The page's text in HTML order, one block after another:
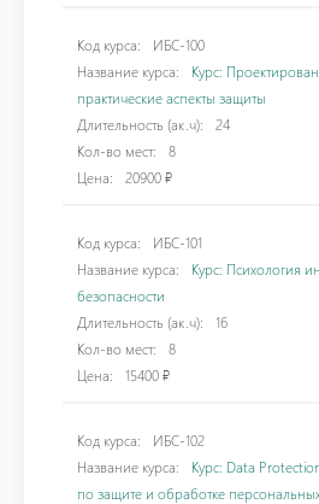
Код курса:
ИБС-100
Название курса:
Курс:
практические аспекты защиты
Длительность (ак.ч):
24
Кол-во мест:
8
Цена:
20900 ₽
Код курса:
ИБС-101
Название курса:
Курс: Психология
безопасности
Длительность (ак.ч):
16
Кол-во мест:
8
Цена:
15400 ₽
Код курса:
ИБС-102
Название курса:
Курс: Data
по защите и обработке